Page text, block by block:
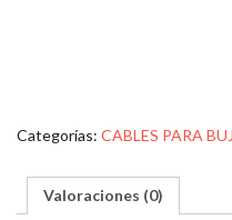
Categorías: CABLES PARA
Valoraciones (0)